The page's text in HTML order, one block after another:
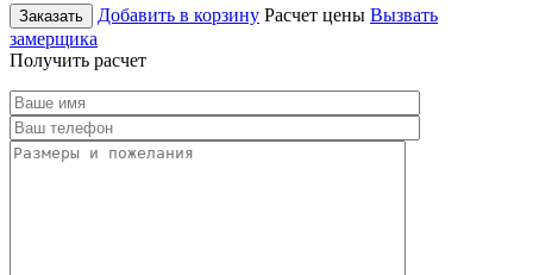
Заказать Добавить в корзину Расчет цены Вызвать
замерщика
Получить расчет